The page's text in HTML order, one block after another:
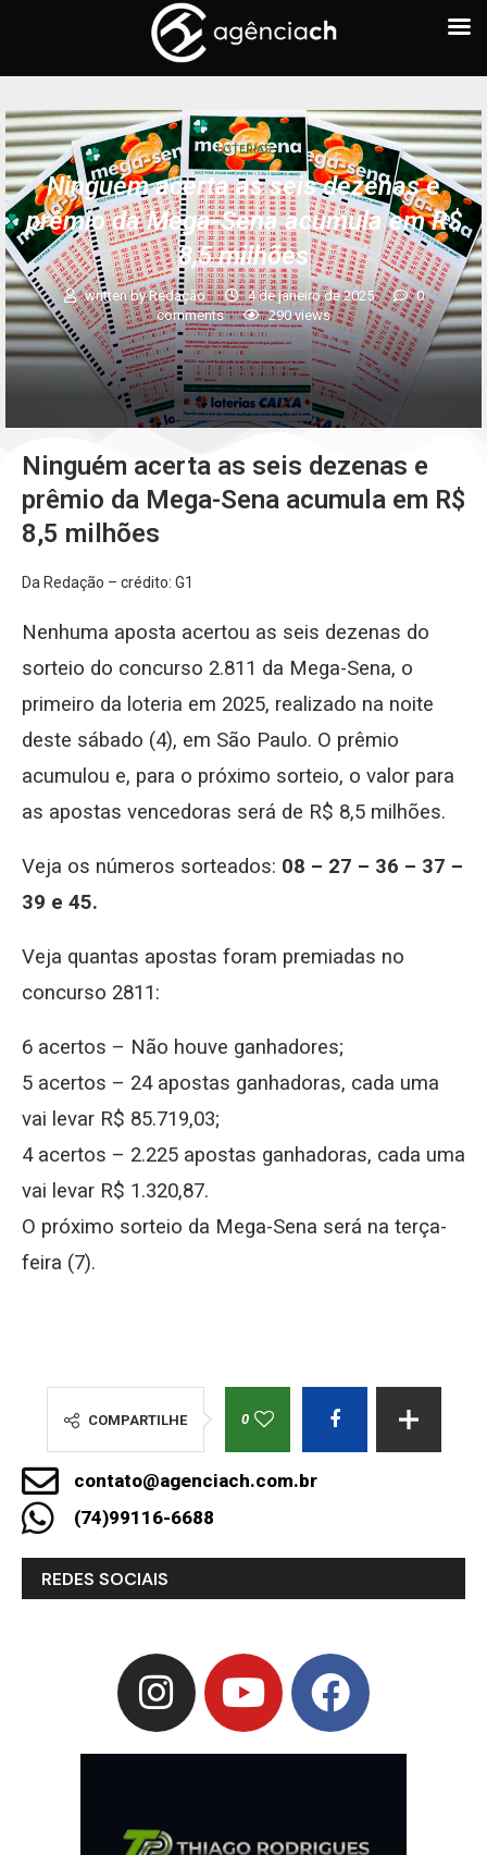
LOTERIAS
Ninguém acerta as seis dezenas e
prêmio da Mega-Sena acumula em R$
8,5 milhões
written byRedação 4 de janeiro de 2025
0
comments
290views
Ninguém acerta as seis dezenas e
prêmio da Mega-Sena acumula em R$
8,5 milhões
Da Redação – crédito: G1
Nenhuma aposta acertou as seis dezenas do
sorteio do concurso 2.811 da Mega-Sena, o
primeiro da loteria em 2025, realizado na noite
deste sábado (4), em São Paulo. O prêmio
acumulou e, para o próximo sorteio, o valor para
as apostas vencedoras será de R$ 8,5 milhões.
Veja os números sorteados: 08 – 27 – 36 – 37 –
39 e 45.
Veja quantas apostas foram premiadas no
concurso 2811:
6 acertos – Não houve ganhadores;
5 acertos – 24 apostas ganhadoras, cada uma
vai levar R$ 85.719,03;
4 acertos – 2.225 apostas ganhadoras, cada uma
vai levar R$ 1.320,87.
O próximo sorteio da Mega-Sena será na terça-
feira (7).
COMPARTILHE 0
contato@agenciach.com.br
(74)99116-6688
REDES SOCIAIS